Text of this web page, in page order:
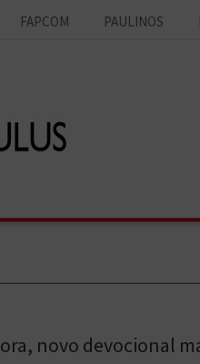
FAPCOM PAULINOS
novo devocional